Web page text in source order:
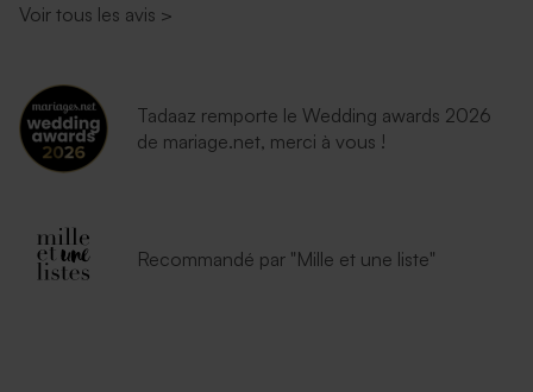
Voir tous les avis >
Tadaaz remporte le Wedding awards 2026
de mariage.net, merci à vous !
Recommandé par "Mille et une liste"